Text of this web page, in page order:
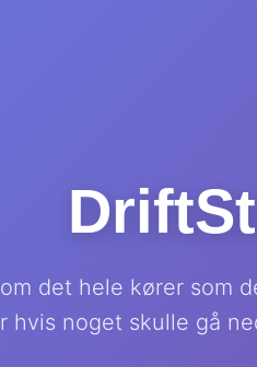
det hele kører som
hvis noget skulle gå